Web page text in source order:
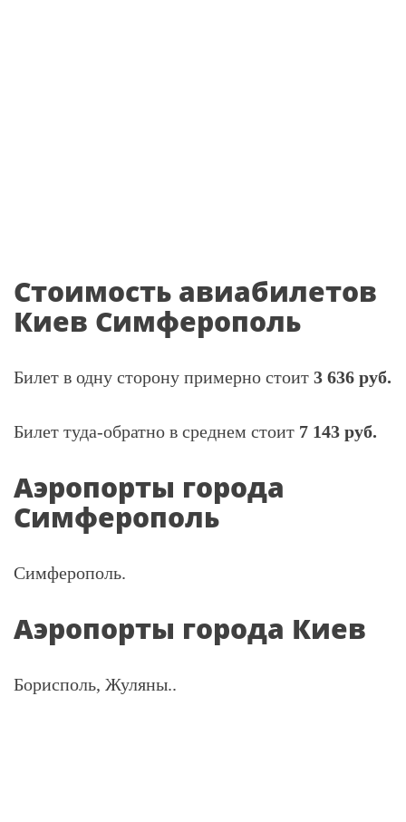
Стоимость авиабилетов
Киев Симферополь
Билет в одну сторону примерно стоит 3 636 руб.
Билет туда-обратно в среднем стоит 7 143 руб.
Аэропорты города
Симферополь
Симферополь.
Аэропорты города Киев
Борисполь, Жуляны..